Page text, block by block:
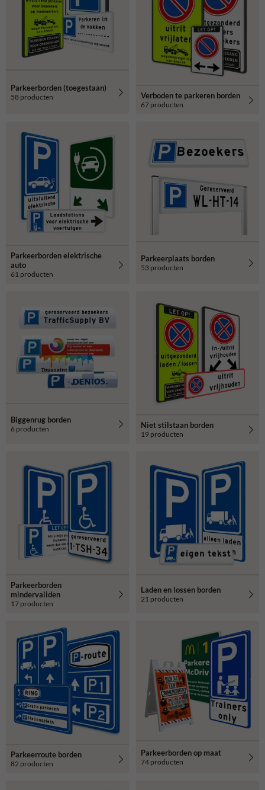
Parkeerborden (toegestaan)
58 producten Verboden te parkeren borden
67 producten
Parkeerborden elektrische
auto
61 producten
Parkeerplaats borden
53 producten
Biggenrug borden
6 producten Niet stilstaan borden
19 producten
Parkeerborden
mindervaliden
17 producten
Laden en lossen borden
21 producten
Parkeerroute borden
82 producten
Parkeerborden op maat
74 producten